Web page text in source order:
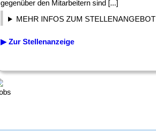
gegenüber den Mitarbeitern sind [...]
MEHR INFOS ZUM STELLENANGEBOT
▶ Zur Stellenanzeige